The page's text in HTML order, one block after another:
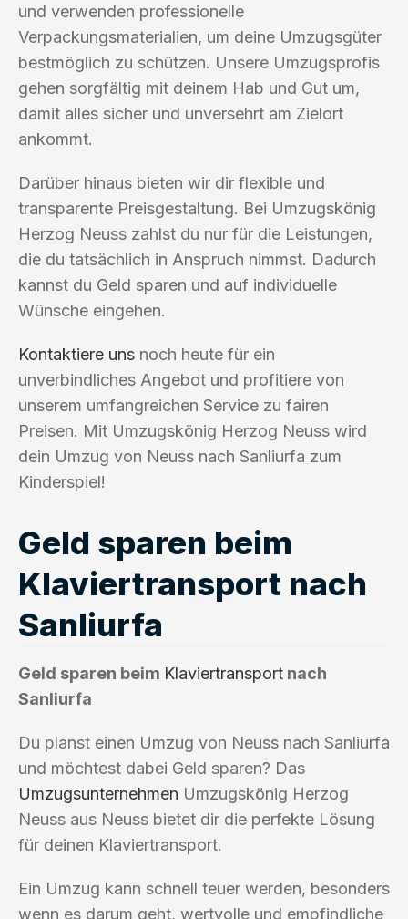
und verwenden professionelle
Verpackungsmaterialien, um deine Umzugsgüter
bestmöglich zu schützen. Unsere Umzugsprofis
gehen sorgfältig mit deinem Hab und Gut um,
damit alles sicher und unversehrt am Zielort
ankommt.
Darüber hinaus bieten wir dir flexible und
transparente Preisgestaltung. Bei Umzugskönig
Herzog Neuss zahlst du nur für die Leistungen,
die du tatsächlich in Anspruch nimmst. Dadurch
kannst du Geld sparen und auf individuelle
Wünsche eingehen.
Kontaktiere uns noch heute für ein
unverbindliches Angebot und profitiere von
unserem umfangreichen Service zu fairen
Preisen. Mit Umzugskönig Herzog Neuss wird
dein Umzug von Neuss nach Sanliurfa zum
Kinderspiel!
Geld sparen beim
Klaviertransport nach
Sanliurfa
Geld sparen beim Klaviertransport nach
Sanliurfa
Du planst einen Umzug von Neuss nach Sanliurfa
und möchtest dabei Geld sparen? Das
Umzugsunternehmen Umzugskönig Herzog
Neuss aus Neuss bietet dir die perfekte Lösung
für deinen Klaviertransport.
Ein Umzug kann schnell teuer werden, besonders
wenn es darum geht, wertvolle und empfindliche